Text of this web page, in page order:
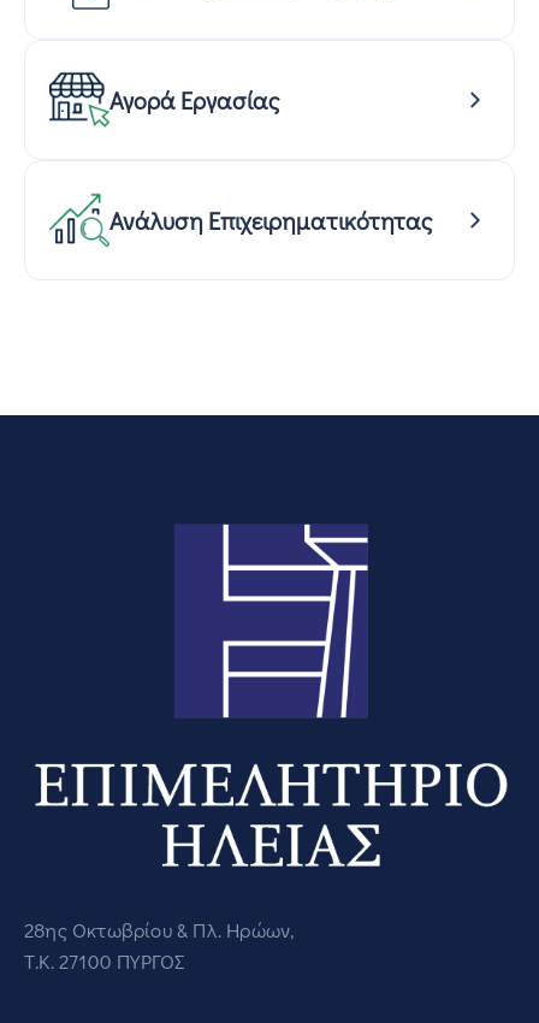
Αγορά Εργασίας
Ανάλυση Επιχειρηματικότητας
28ης Οκτωβρίου & Πλ. Ηρώων,
Τ.Κ. 27100 ΠΥΡΓΟΣ